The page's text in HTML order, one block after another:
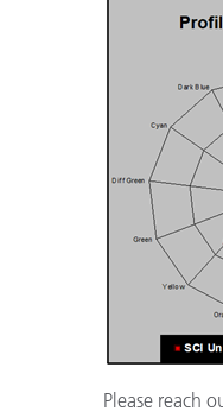
Please reach